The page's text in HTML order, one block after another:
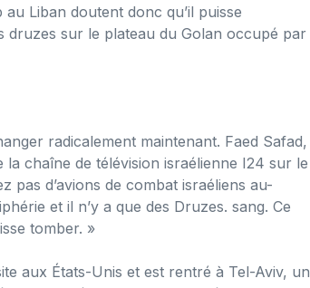
Liban doutent donc qu’il puisse
druzes sur le plateau du Golan occupé par
radicalement maintenant. Faed Safad,
chaîne de télévision israélienne I24 sur le
d’avions de combat israéliens au-
et il n’y a que des Druzes. sang. Ce
tomber. »
aux États-Unis et est rentré à Tel-Aviv, un